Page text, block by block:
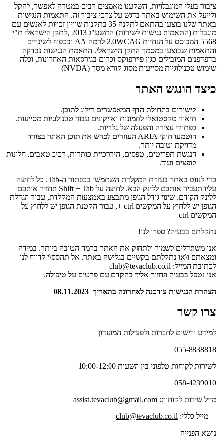
ציבור בעלי המוגבלויות, השקענו מאמצים רבים במטרה לאפשר, להקל
ולייעל את השימוש באתר בדגש על צרכי ציבור זה. התאמות הנגישות
באתר שלנו בוצעו בהתאם לתקנה 35 בתקנות שוויון זכויות לאנשים עם
מוגבלות (התאמות נגישות לשירות) התשע"ג 2013 ,לתקן הישראלי ת"י
5568 המבוסס על הנחיות 2.0WCAG לרמה AA ובכפוף לשינויים
והתאמות שבוצעו במסמך התקן הישראלי. התאמת הנגישות נבדקה
בדפדפנים המובילים כגון פיירפוקס וכרום בגירסאות האחרונות, וכלה
שימוש טכנולוגיות מסייעות מסוג קורא מסך (NVDA)
כיצד הונגש האתר
קישורים בתחילת הדף המאפשרים דילוג לתוכן.
תיאור טקסטואלי לתמונות ואייקונים עבור טכנולוגיות מסייעות.
כפתורי עצירה והפעלה של גלריות.
הוטמעו חוקי ARIA העוזרים לפרש את תוכן האתר בצורה
מדויקת וטובה יותר.
הנגשת תפריטים, טפסים, היררכיית כותרות, רכיב טאבים, חלונות
קופצים ועוד.
כדי לנווט באתר בעזרת המקלדת השתמשו בכפתור ה-Tab. כל לחיצה
עליו תעביר אותכם ללינק הבא. לחיצה על Shift + Tab תחזיר אותכם
ללינק הקודם. שינוי גודל הגופן מתבצע באמצעות המקלדת, עבור הגדלת
הגופן יש ללחוץ על המקשים ctrl +, עבור הקטנת הגופן יש ללחוץ על
המקשים ctrl –
נתקלתם בבעיה? ספרו לנו!
אנו משתדלים לשמור ולתחזק את האתר ברמה הטובה ביותר. במידה
ומצאתם ו\או נתקלתם בקשיים בגלישה באתר, אל תהסס\י לדווח לנו
לכתובת המייל: club@tevaclub.co.il
אנו נטפל בבעיה ונחזור אליך בהקדם עם פרטים על טיפולה.
הצהרת הנגישות עודכנה לאחרונה בתאריך 08.11.2023
צרו קשר
למידע ורישום לחברות ולפעילות המועדון
055-8838818
לשירות לקוחות טלפוני בין השעות 10:00-12:00
058-4239010
מייל שירות לקוחות: assist.tevaclub@gmail.com
מייל כללי: club@tevaclub.co.il
נושא הפנייה